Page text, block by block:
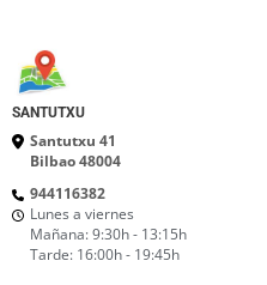
SANTUTXU
Santutxu 41
Bilbao 48004
944116382
Lunes a viernes
Mañana: 9:30h - 13:15h
Tarde: 16:00h - 19:45h